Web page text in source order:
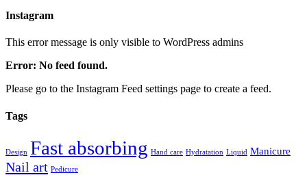
Instagram
This error message is only visible to WordPress admins
Error: No feed found.
Please go to the Instagram Feed settings page to create a feed.
Tags
Design Fast absorbing Hand care Hydratation Liquid Manicure
Nail art Pedicure